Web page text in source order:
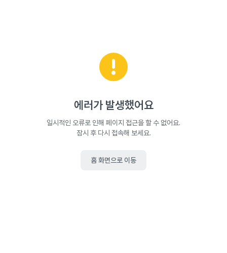
에러가 발생했어요
일시적인 오류로 인해 페이지 접근을 할 수 없어요.
잠시 후 다시 접속해 보세요.
홈 화면으로 이동